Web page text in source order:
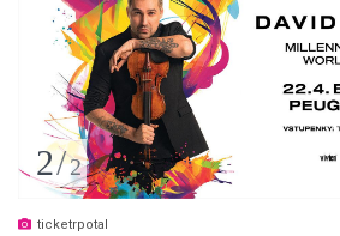
2/2
ticketrpotal